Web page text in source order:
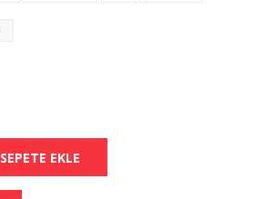
SEPETE EKLE